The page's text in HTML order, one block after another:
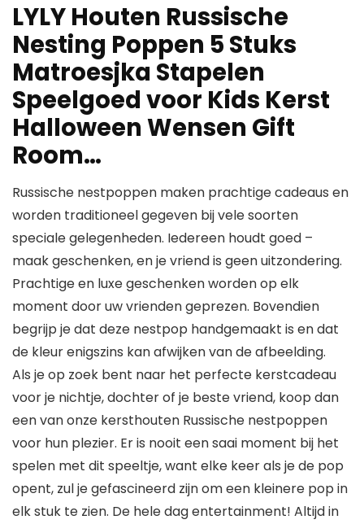
LYLY Houten Russische
Nesting Poppen 5 Stuks
Matroesjka Stapelen
Speelgoed voor Kids Kerst
Halloween Wensen Gift
Room…
Russische nestpoppen maken prachtige cadeaus en
worden traditioneel gegeven bij vele soorten
speciale gelegenheden. Iedereen houdt goed –
maak geschenken, en je vriend is geen uitzondering.
Prachtige en luxe geschenken worden op elk
moment door uw vrienden geprezen. Bovendien
begrijp je dat deze nestpop handgemaakt is en dat
de kleur enigszins kan afwijken van de afbeelding.
Als je op zoek bent naar het perfecte kerstcadeau
voor je nichtje, dochter of je beste vriend, koop dan
een van onze kersthouten Russische nestpoppen
voor hun plezier. Er is nooit een saai moment bij het
spelen met dit speeltje, want elke keer als je de pop
opent, zul je gefascineerd zijn om een kleinere pop in
elk stuk te zien. De hele dag entertainment! Altijd in